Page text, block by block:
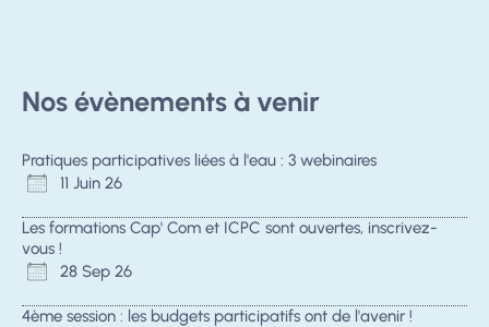
Nos évènements à venir
Pratiques participatives liées à l'eau : 3 webinaires
11 Juin 26
Les formations Cap' Com et ICPC sont ouvertes, inscrivez-
vous !
28 Sep 26
4ème session : les budgets participatifs ont de l'avenir !